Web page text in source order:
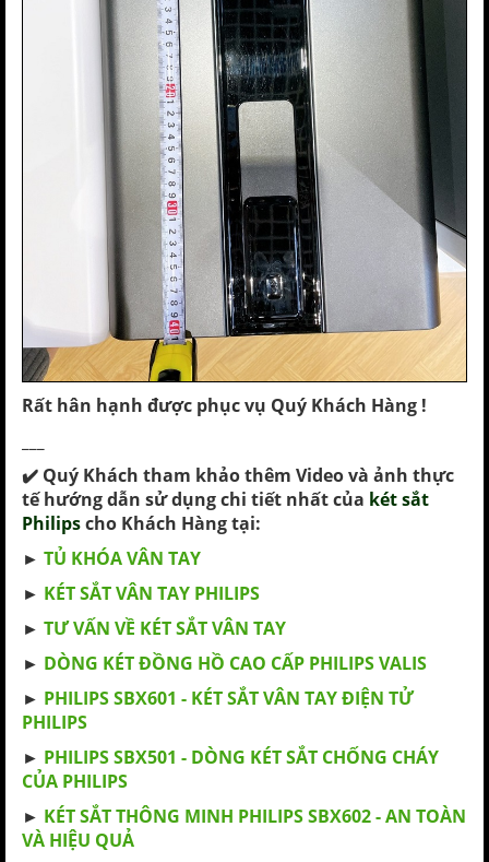
Rất hân hạnh được phục vụ Quý Khách Hàng !
✔️ Quý Khách tham khảo thêm Video và ảnh thực
tế hướng dẫn sử dụng chi tiết nhất của két sắt
Philipscho Khách Hàng tại:
► TỦ KHÓA VÂN TAY
► KÉT SẮT VÂN TAY PHILIPS
► TƯ VẤN VỀ KÉT SẮT VÂN TAY
► DÒNG KÉT ĐỒNG HỒ CAO CẤP PHILIPS VALIS
► PHILIPS SBX601 - KÉT SẮT VÂN TAY ĐIỆN TỬ
PHILIPS
► PHILIPS SBX501 - DÒNG KÉT SẮT CHỐNG CHÁY
CỦA PHILIPS
► KÉT SẮT THÔNG MINH PHILIPS SBX602 - AN TOÀN
VÀ HIỆU QUẢ